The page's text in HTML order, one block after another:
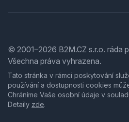
© 2001–2026 B2M.CZ s.r.o. ráda
Všechna práva vyhrazena.
Tato stránka v rámci poskytování
používání a dostupnosti cookies
Chráníme Vaše osobní údaje v
Detaily zde.